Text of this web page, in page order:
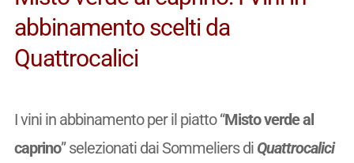
abbinamento scelti da
Quattrocalici
I vini in abbinamento per il piatto “Misto verde al
caprino” selezionati dai Sommeliers di Quattrocalici